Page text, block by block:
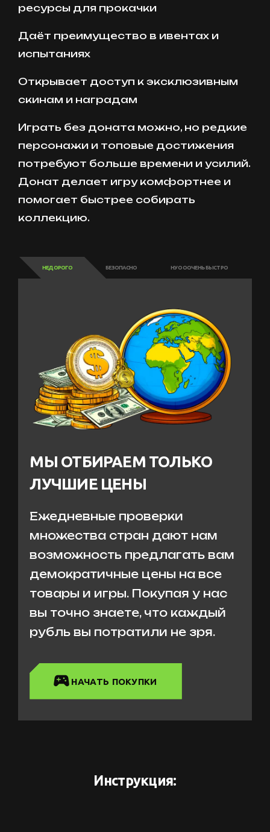
ресурсы для прокачки
Даёт преимущество в ивентах и
испытаниях
Открывает доступ к эксклюзивным
скинам и наградам
Играть без доната можно, но редкие
персонажи и топовые достижения
потребуют больше времени и усилий.
Донат делает игру комфортнее и
помогает быстрее собирать
коллекцию.
НЕДОРОГО БЕЗОПАСНО НУ ОООЧЕНЬ БЫСТРО
МЫ ОТБИРАЕМ ТОЛЬКО
ЛУЧШИЕ ЦЕНЫ
Ежедневные проверки
множества стран дают нам
возможность предлагать вам
демократичные цены на все
товары и игры. Покупая у нас
вы точно знаете, что каждый
рубль вы потратили не зря.
НАЧАТЬ ПОКУПКИ
Инструкция: